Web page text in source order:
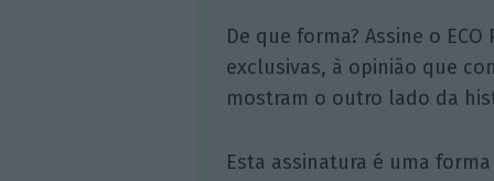
De que forma? Assine o
exclusivas, à opinião que
mostram o outro lado da
Esta assinatura é uma